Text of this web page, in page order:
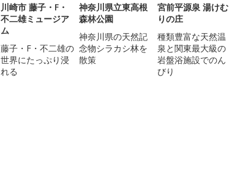
川崎市 藤子・F・
不二雄ミュージア
ム
藤子・F・不二雄の
世界にたっぷり浸
れる
神奈川県立東高根
森林公園
神奈川県の天然記
念物シラカシ林を
散策
宮前平源泉 湯けむ
りの庄
種類豊富な天然温
泉と関東最大級の
岩盤浴施設でのん
びり